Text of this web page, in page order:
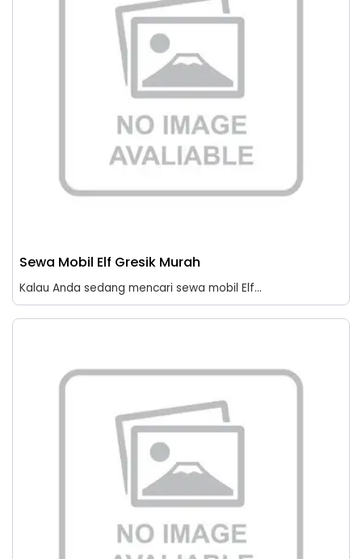
Sewa Mobil Elf Gresik Murah
Kalau Anda sedang mencari sewa mobil Elf...